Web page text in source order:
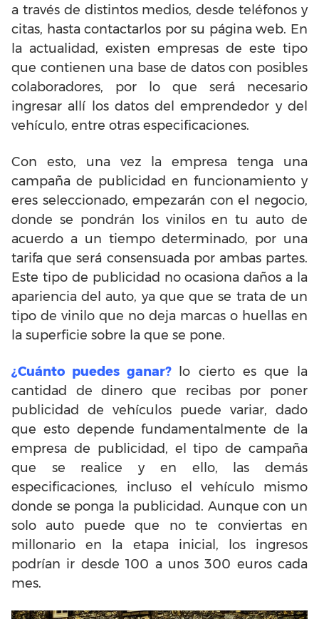
a través de distintos medios, desde teléfonos y
citas, hasta contactarlos por su página web. En
la actualidad, existen empresas de este tipo
que contienen una base de datos con posibles
colaboradores, por lo que será necesario
ingresar allí los datos del emprendedor y del
vehículo, entre otras especificaciones.
Con esto, una vez la empresa tenga una
campaña de publicidad en funcionamiento y
eres seleccionado, empezarán con el negocio,
donde se pondrán los vinilos en tu auto de
acuerdo a un tiempo determinado, por una
tarifa que será consensuada por ambas partes.
Este tipo de publicidad no ocasiona daños a la
apariencia del auto, ya que que se trata de un
tipo de vinilo que no deja marcas o huellas en
la superficie sobre la que se pone.
¿Cuánto puedes ganar? lo cierto es que la
cantidad de dinero que recibas por poner
publicidad de vehículos puede variar, dado
que esto depende fundamentalmente de la
empresa de publicidad, el tipo de campaña
que se realice y en ello, las demás
especificaciones, incluso el vehículo mismo
donde se ponga la publicidad. Aunque con un
solo auto puede que no te conviertas en
millonario en la etapa inicial, los ingresos
podrían ir desde 100 a unos 300 euros cada
mes.